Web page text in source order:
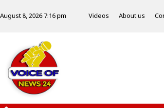
August 8, 2026 7:16 pm Videos About us